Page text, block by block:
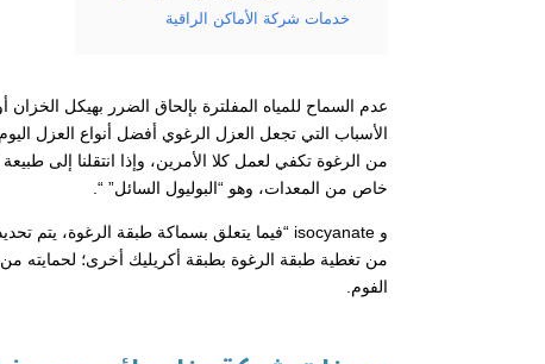
خدمات شركة الأماكن الراقية
عدم السماح للمياه المفلترة بإلحاق الضرر بهيكل
الأسباب التي تجعل العزل الرغوي أفضل أنواع العزل
من الرغوة تكفي لعمل كلا الأمرين، وإذا انتقلنا إلى
خاص من المعدات، وهو “البوليول السائل” “.
و isocyanate “فيما يتعلق بسماكة طبقة الرغوة، يتم تحديد هذا الأمر من خلال العميل نفسه وفي
من تغطية طبقة الرغوة بطبقة أكريليك أخرى؛ لحمايته
الفوم.